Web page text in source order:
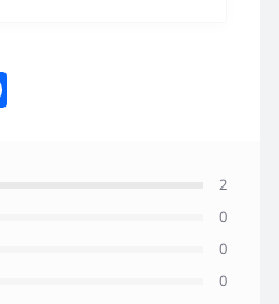
2
0
0
0